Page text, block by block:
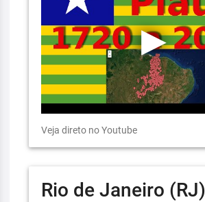
Veja direto no Youtube
Rio de Janeiro (RJ)